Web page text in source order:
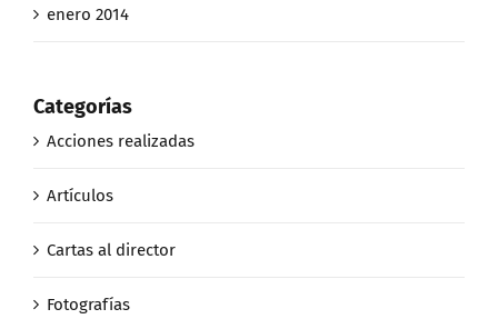
enero 2014
Categorías
Acciones realizadas
Artículos
Cartas al director
Fotografías